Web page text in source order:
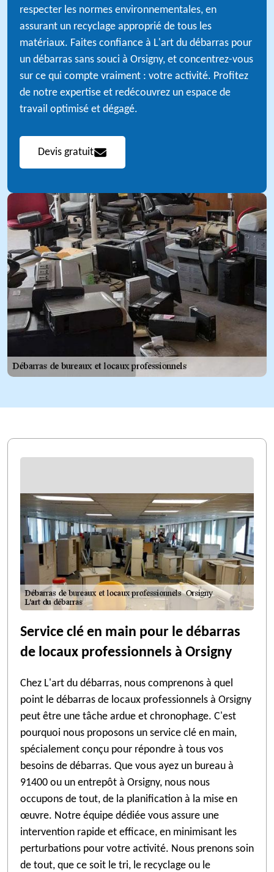
respecter les normes environnementales, en
assurant un recyclage approprié de tous les
matériaux. Faites confiance à L'art du débarras pour
un débarras sans souci à Orsigny, et concentrez-vous
sur ce qui compte vraiment : votre activité. Profitez
de notre expertise et redécouvrez un espace de
travail optimisé et dégagé.
Devis gratuit
Service clé en main pour le débarras
de locaux professionnels à Orsigny
Chez L'art du débarras, nous comprenons à quel
point le débarras de locaux professionnels à Orsigny
peut être une tâche ardue et chronophage. C'est
pourquoi nous proposons un service clé en main,
spécialement conçu pour répondre à tous vos
besoins de débarras. Que vous ayez un bureau à
91400 ou un entrepôt à Orsigny, nous nous
occupons de tout, de la planification à la mise en
œuvre. Notre équipe dédiée vous assure une
intervention rapide et efficace, en minimisant les
perturbations pour votre activité. Nous prenons soin
de tout, que ce soit le tri, le recyclage ou le